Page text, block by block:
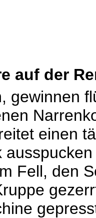
auf der
gewinnen
einen
Fell, den